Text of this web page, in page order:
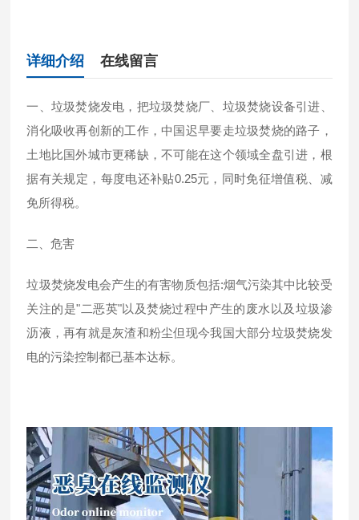
详细介绍 在线留言
一、垃圾焚烧发电，把垃圾焚烧厂、垃圾焚烧设备引进、
消化吸收再创新的工作，中国迟早要走垃圾焚烧的路子，
土地比国外城市更稀缺，不可能在这个领域全盘引进，根
据有关规定，每度电还补贴0.25元，同时免征增值税、减
免所得税。
二、危害
垃圾焚烧发电会产生的有害物质包括:烟气污染其中比较受
关注的是"二恶英"以及焚烧过程中产生的废水以及垃圾渗
沥液，再有就是灰渣和粉尘但现今我国大部分垃圾焚烧发
电的污染控制都已基本达标。